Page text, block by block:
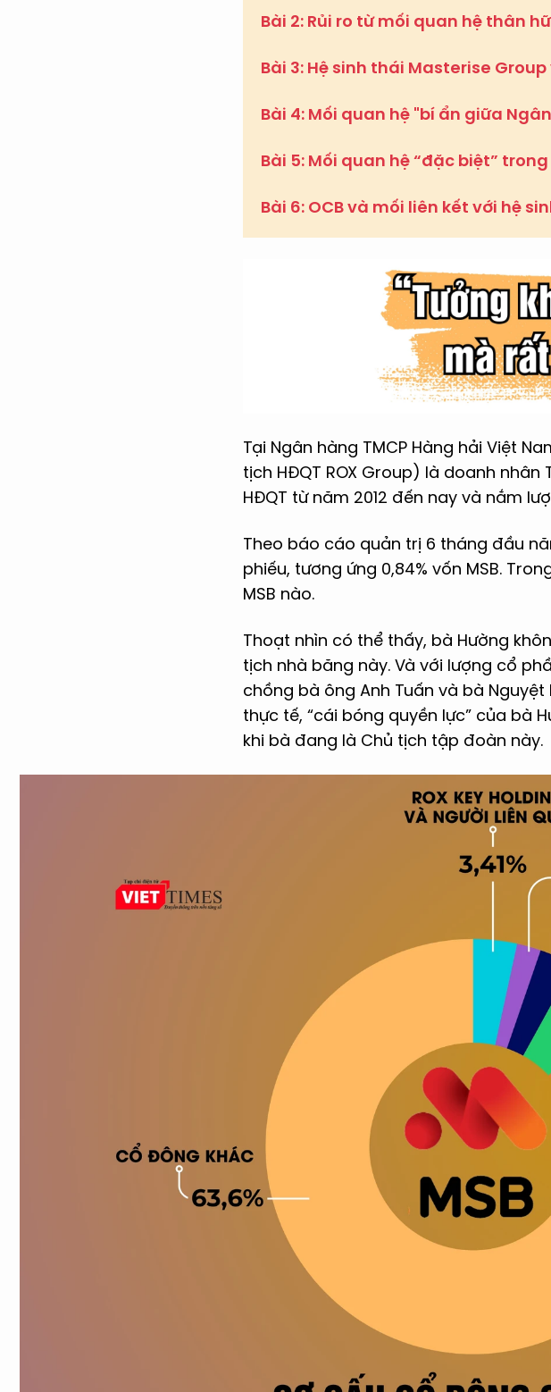
Bài 2: Rủi ro từ mối quan hệ thân
Bài 3: Hệ sinh thái Masterise
Bài 4: Mối quan hệ "bí ẩn giữa
Bài 5: Mối quan hệ “đặc biệt”
Bài 6: OCB và mối liên kết với hệ
Tại Ngân hàng TMCP Hàng hải Việt
tịch HĐQT ROX Group) là doanh
HĐQT từ năm 2012 đến nay và nắm
Theo báo cáo quản trị 6 tháng đầu
phiếu, tương ứng 0,84% vốn MSB.
MSB nào.
Thoạt nhìn có thể thấy, bà Hường
tịch nhà băng này. Và với lượng cổ
chồng bà ông Anh Tuấn và bà
thực tế, “cái bóng quyền lực” của bà
khi bà đang là Chủ tịch tập đoàn này.